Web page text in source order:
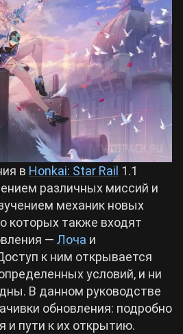
2
Waves
2077
2
в Honkai: Star Rail 1.1
различных миссий и
механик новых
которых также входят
— Лоча и
к ним открывается
условий, и ни
В данном руководстве
обновления: подробно
и пути к их открытию.